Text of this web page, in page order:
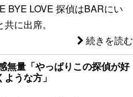
BYE LOVE 探偵はBARにい
に出席。
続きを読む
無量「やっぱりこの探偵が好
うな方」